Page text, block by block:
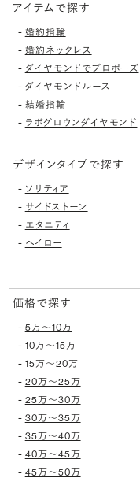
アイテムで探す
- 婚約指輪
- 婚約ネックレス
- ダイヤモンドでプロポーズ
- ダイヤモンドルース
- 結婚指輪
- ラボグロウンダイヤモンド
デザインタイプで探す
- ソリティア
- サイドストーン
- エタニティ
- ヘイロー
価格で探す
- 5万〜10万
- 10万〜15万
- 15万〜20万
- 20万〜25万
- 25万〜30万
- 30万〜35万
- 35万〜40万
- 40万〜45万
- 45万〜50万